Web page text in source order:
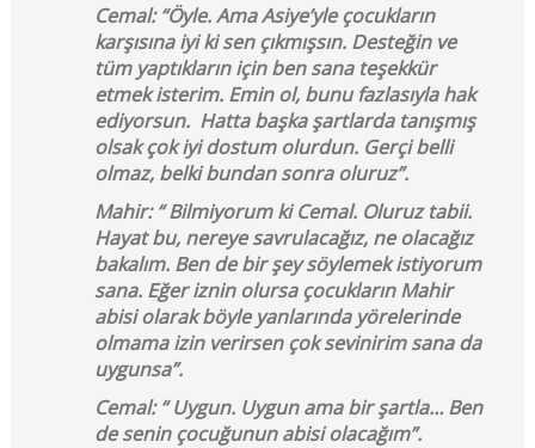
Cemal: “Öyle. Ama Asiye’yle çocukların
karşısına iyi ki sen çıkmışsın. Desteğin ve
tüm yaptıkların için ben sana teşekkür
etmek isterim. Emin ol, bunu fazlasıyla hak
ediyorsun. Hatta başka şartlarda tanışmış
olsak çok iyi dostum olurdun. Gerçi belli
olmaz, belki bundan sonra oluruz”.
Mahir: “ Bilmiyorum ki Cemal. Oluruz tabii.
Hayat bu, nereye savrulacağız, ne olacağız
bakalım. Ben de bir şey söylemek istiyorum
sana. Eğer iznin olursa çocukların Mahir
abisi olarak böyle yanlarında yörelerinde
olmama izin verirsen çok sevinirim sana da
uygunsa”.
Cemal: “ Uygun. Uygun ama bir şartla… Ben
de senin çocuğunun abisi olacağım”.